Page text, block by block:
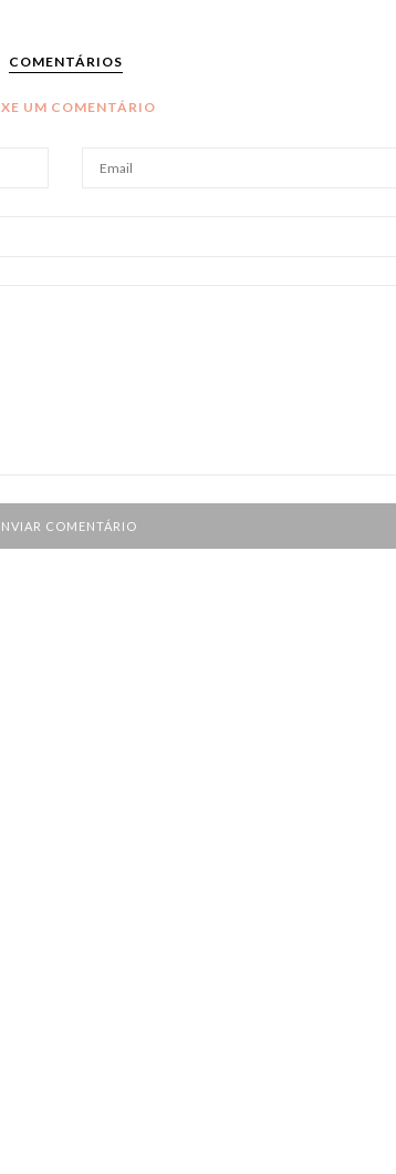
COMENTÁRIOS
UM COMENTÁRIO